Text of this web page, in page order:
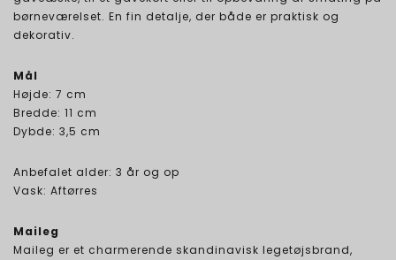
børneværelset. En fin detalje, der både er praktisk og
dekorativ.
Mål
Højde: 7 cm
Bredde: 11 cm
Dybde: 3,5 cm
Anbefalet alder: 3 år og op
Vask: Aftørres
Maileg
Maileg er et charmerende skandinavisk legetøjsbrand,